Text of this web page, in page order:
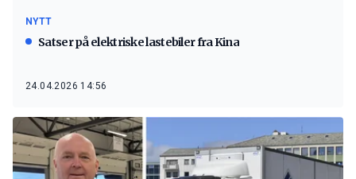
NYTT
Satser på elektriske lastebiler fra Kina
24.04.2026 14:56